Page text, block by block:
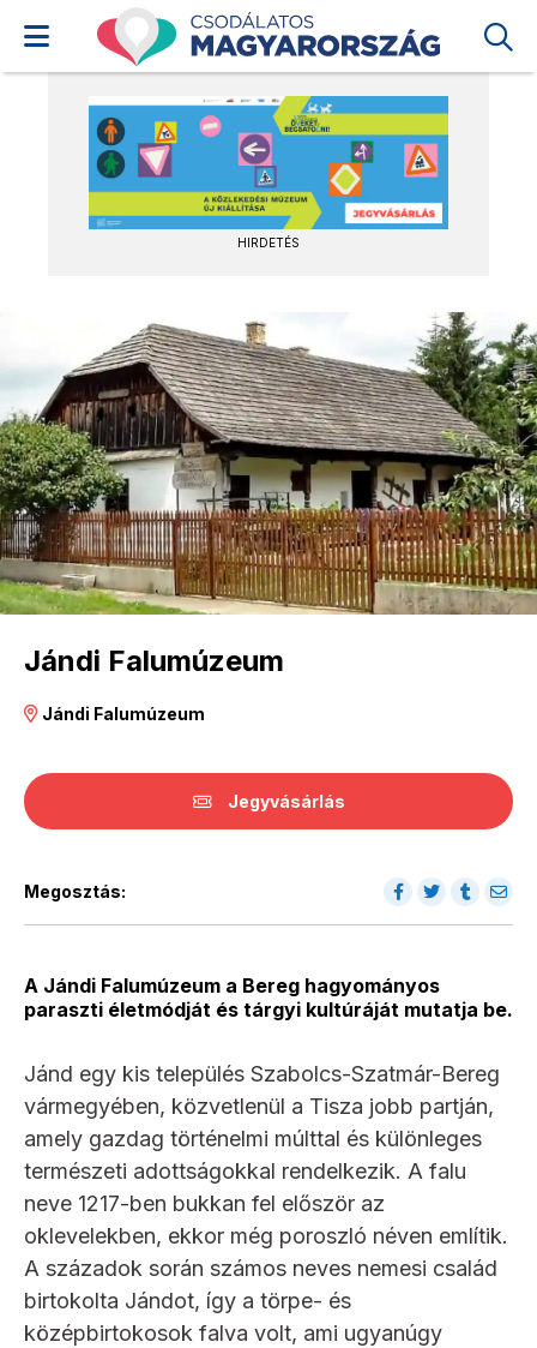
HIRDETÉS
Jándi Falumúzeum
Jándi Falumúzeum
Jegyvásárlás
Megosztás:
A Jándi Falumúzeum a Bereg hagyományos
paraszti életmódját és tárgyi kultúráját mutatja be.
Jánd egy kis település Szabolcs-Szatmár-Bereg
vármegyében, közvetlenül a Tisza jobb partján,
amely gazdag történelmi múlttal és különleges
természeti adottságokkal rendelkezik. A falu
neve 1217-ben bukkan fel először az
oklevelekben, ekkor még poroszló néven említik.
A századok során számos neves nemesi család
birtokolta Jándot, így a törpe- és
középbirtokosok falva volt, ami ugyanúgy